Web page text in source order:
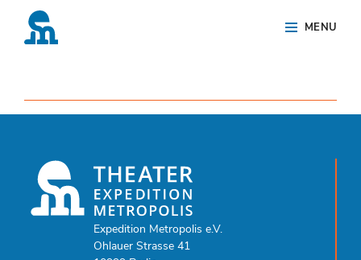
MENU
Overlay
Expedition Metropolis e.V.
Ohlauer Strasse 41